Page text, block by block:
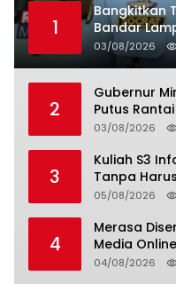
1
Bangkitkan
Bandar
03/08/2026
2
Gubernur
Putus
03/08/2026
3
Kuliah S3
Tanpa
05/08/2026
4
Merasa
Media Online
04/08/2026